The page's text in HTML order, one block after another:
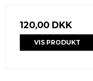
120,00 DKK
VIS PRODUKT